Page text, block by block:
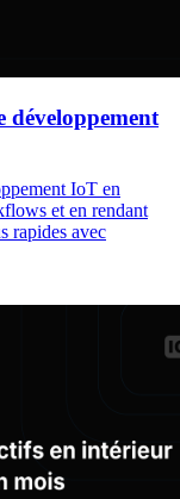
développement
IoT en
et en rendant
rapides avec